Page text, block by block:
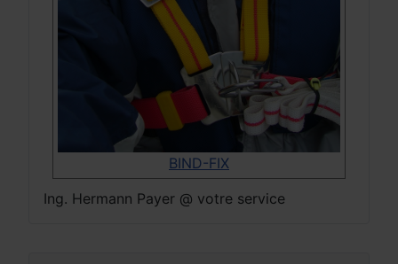
BIND-FIX
Ing. Hermann Payer @ votre service